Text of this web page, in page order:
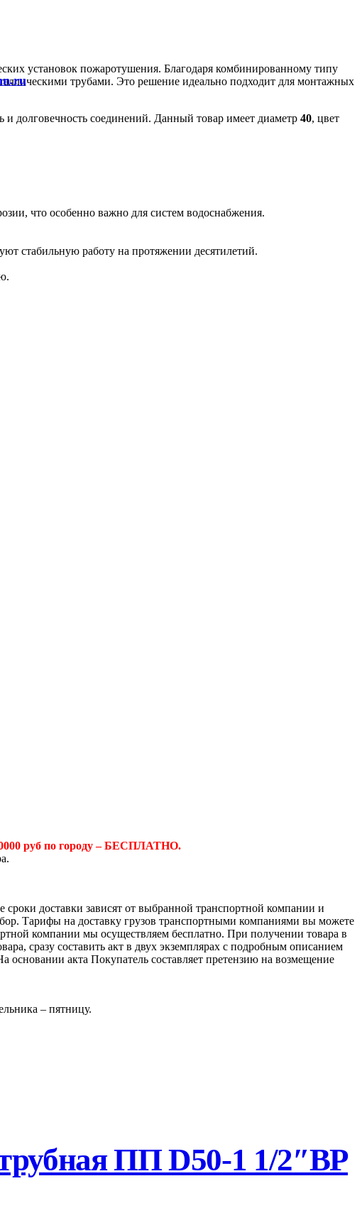
установок пожаротушения. Благодаря комбинированному типу
трубами. Это решение идеально подходит для монтажных
долговечность соединений. Данный товар имеет диаметр 40, цвет
что особенно важно для систем водоснабжения.
стабильную работу на протяжении десятилетий.
руб по городу – БЕСПЛАТНО.
доставки зависят от выбранной транспортной компании и
Тарифы на доставку грузов транспортными компаниями вы можете
компании мы осуществляем бесплатно. При получении товара в
сразу составить акт в двух экземплярах с подробным описанием
акта Покупатель составляет претензию на возмещение
– пятницу.
ПП D50-1 1/2″ВР